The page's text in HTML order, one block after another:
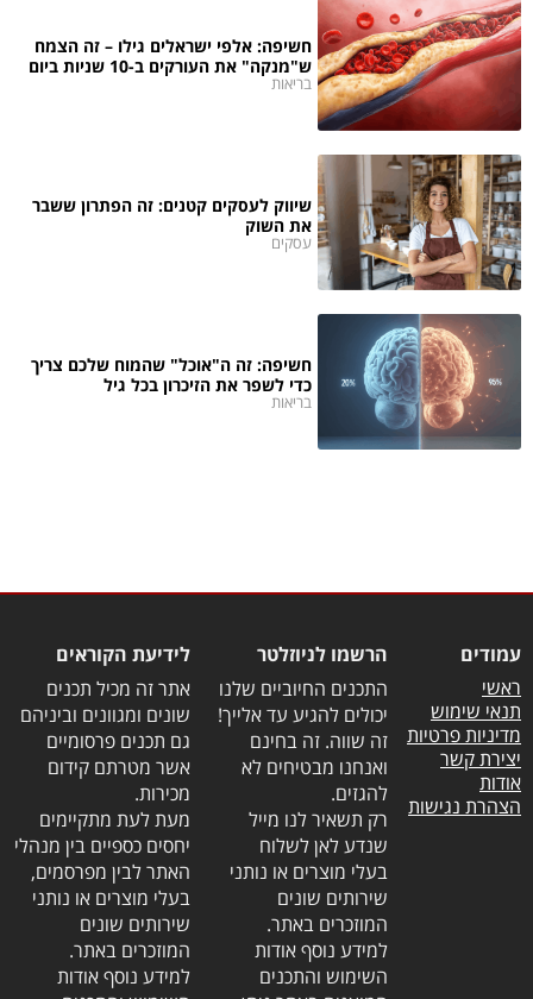
חשיפה: אלפי ישראלים גילו – זה הצמח
ש"מנקה" את העורקים ב-10 שניות ביום
בריאות
שיווק לעסקים קטנים: זה הפתרון ששבר
את השוק
עסקים
חשיפה: זה ה"אוכל" שהמוח שלכם צריך
כדי לשפר את הזיכרון בכל גיל
בריאות
עמודים
ראשי
תנאי שימוש
מדיניות פרטיות
יצירת קשר
אודות
הצהרת נגישות
הרשמו לניוזלטר
התכנים החיוביים שלנו
יכולים להגיע עד אלייך!
זה שווה. זה בחינם
ואנחנו מבטיחים לא
להגזים.
רק תשאיר לנו מייל
שנדע לאן לשלוח
בעלי מוצרים או נותני
שירותים שונים
המוזכרים באתר.
למידע נוסף אודות
השימוש והתכנים
לידיעת הקוראים
אתר זה מכיל תכנים
שונים ומגוונים וביניהם
גם תכנים פרסומיים
אשר מטרתם קידום
מכירות.
מעת לעת מתקיימים
יחסים כספיים בין מנהלי
האתר לבין מפרסמים,
בעלי מוצרים או נותני
שירותים שונים
המוזכרים באתר.
למידע נוסף אודות